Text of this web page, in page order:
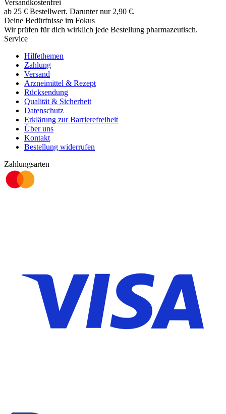
Versandkostenfrei
ab 25 € Bestellwert. Darunter nur 2,90 €.
Deine Bedürfnisse im Fokus
Wir prüfen für dich wirklich jede Bestellung pharmazeutisch.
Service
Hilfethemen
Zahlung
Versand
Arzneimittel & Rezept
Rücksendung
Qualität & Sicherheit
Datenschutz
Erklärung zur Barrierefreiheit
Über uns
Kontakt
Bestellung widerrufen
Zahlungsarten